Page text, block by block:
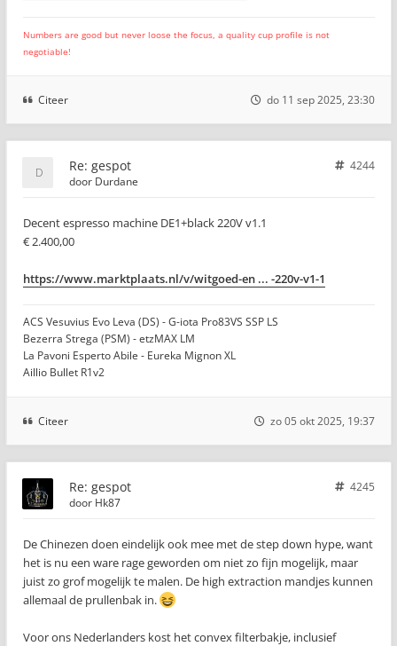
Numbers are good but never loose the focus, a quality cup profile is not
negotiable!
Citeer do 11 sep 2025, 23:30
Re: gespot
4244
door Durdane
Decent espresso machine DE1+black 220V v1.1
€ 2.400,00
https://www.marktplaats.nl/v/witgoed-en ... -220v-v1-1
ACS Vesuvius Evo Leva (DS) - G-iota Pro83VS SSP LS
Bezerra Strega (PSM) - etzMAX LM
La Pavoni Esperto Abile - Eureka Mignon XL
Aillio Bullet R1v2
Citeer zo 05 okt 2025, 19:37
Re: gespot
4245
door Hk87
De Chinezen doen eindelijk ook mee met de step down hype, want
het is nu een ware rage geworden om niet zo fijn mogelijk, maar
juist zo grof mogelijk te malen. De high extraction mandjes kunnen
allemaal de prullenbak in.
Voor ons Nederlanders kost het convex filterbakje, inclusief